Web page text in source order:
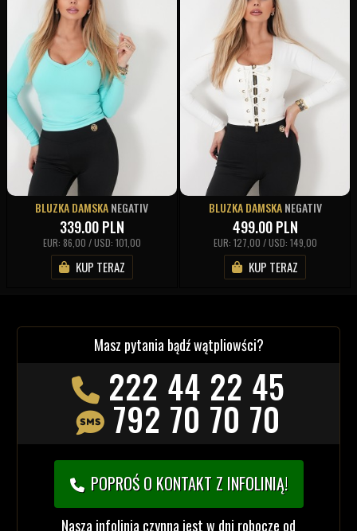
BLUZKA DAMSKANEGATIV
339.00PLN
EUR: 86,00 / USD: 101,00
KUP TERAZ
BLUZKA DAMSKANEGATIV
499.00PLN
EUR: 127,00 / USD: 149,00
KUP TERAZ
Masz pytania bądź wątpliowści?
222 44 22 45
792 70 70 70
POPROŚ O KONTAKT Z INFOLINIĄ!
Nasza infolinia czynna jest w dni robocze od